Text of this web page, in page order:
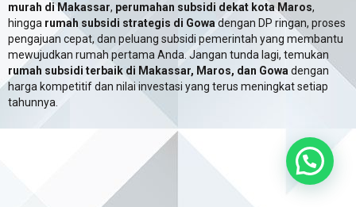
murah di Makassar, perumahan subsidi dekat kota Maros,
hingga rumah subsidi strategis di Gowadengan DP ringan, proses
pengajuan cepat, dan peluang subsidi pemerintah yang membantu
mewujudkan rumah pertama Anda. Jangan tunda lagi, temukan
rumah subsidi terbaik di Makassar, Maros, dan Gowadengan
harga kompetitif dan nilai investasi yang terus meningkat setiap
tahunnya.